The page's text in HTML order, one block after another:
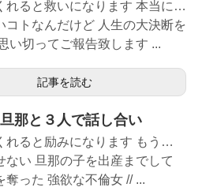
れると救いになります 本当に…
コトなんだけど 人生の大決断を
い切ってご報告致します ...
記事を読む
那と３人で話し合い
れると励みになります もう…
ない 旦那の子を出産までして
奪った 強欲な不倫女 // ...